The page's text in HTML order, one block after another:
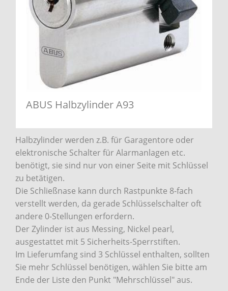
ABUS Halbzylinder A93
Halbzylinder werden z.B. für Garagentore oder
elektronische Schalter für Alarmanlagen etc.
benötigt, sie sind nur von einer Seite mit Schlüssel
zu betätigen.
Die Schließnase kann durch Rastpunkte 8-fach
verstellt werden, da gerade Schlüsselschalter oft
andere 0-Stellungen erfordern.
Der Zylinder ist aus Messing, Nickel pearl,
ausgestattet mit 5 Sicherheits-Sperrstiften.
Im Lieferumfang sind 3 Schlüssel enthalten, sollten
Sie mehr Schlüssel benötigen, wählen Sie bitte am
Ende der Liste den Punkt "Mehrschlüssel" aus.